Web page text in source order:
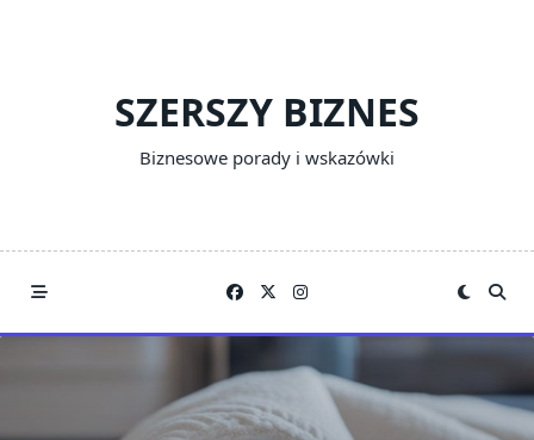
SZERSZY BIZNES
Biznesowe porady i wskazówki